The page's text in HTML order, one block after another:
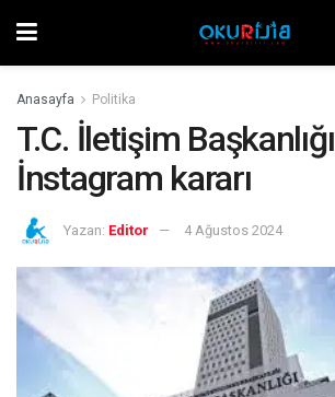
Anasayfa Politika
T.C. İletişim Başkanlığı
İnstagram kararı
Yazan: Editor 4 Ağustos 2024